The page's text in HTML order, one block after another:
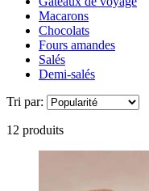
Macarons
Chocolats
Fours amandes
Salés
Demi-salés
Tri par:
12 produits